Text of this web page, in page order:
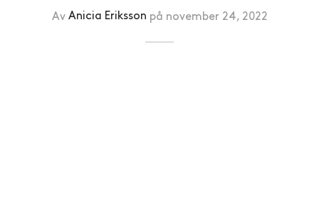
Av Anicia Eriksson på november 24, 2022